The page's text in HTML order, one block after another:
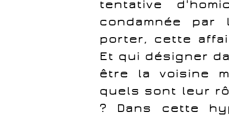
tentative
condamnée par
porter, cette
Et qui désigner
être la voisine
quels sont leur
? Dans cette